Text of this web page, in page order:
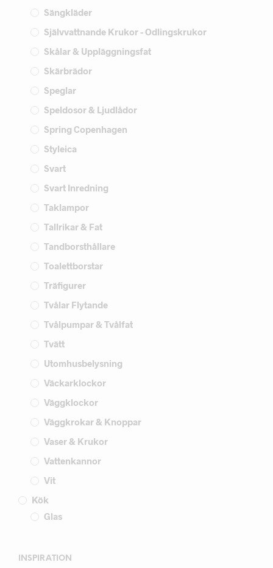
Sängkläder
Självvattnande Krukor - Odlingskrukor
Skålar & Uppläggningsfat
Skärbrädor
Speglar
Speldosor & Ljudlådor
Spring Copenhagen
Styleica
Svart
Svart Inredning
Taklampor
Tallrikar & Fat
Tandborsthållare
Toalettborstar
Träfigurer
Tvålar Flytande
Tvålpumpar & Tvålfat
Tvätt
Utomhusbelysning
Väckarklockor
Väggklockor
Väggkrokar & Knoppar
Vaser & Krukor
Vattenkannor
Vit
Kök
Glas
INSPIRATION